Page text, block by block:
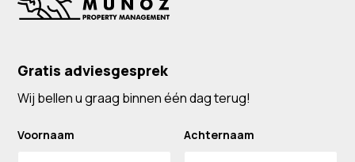
Gratis adviesgesprek
Wij bellen u graag binnen één dag terug!
Voornaam Achternaam